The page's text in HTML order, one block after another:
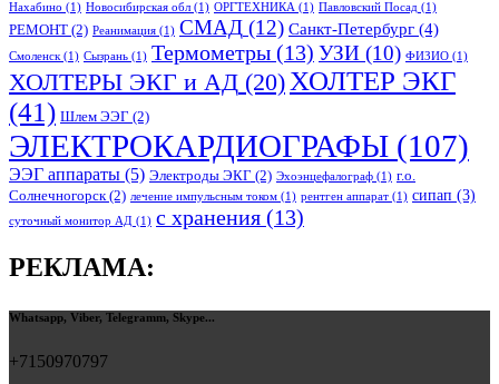
Нахабино (1) Новосибирская обл (1) ОРГТЕХНИКА (1) Павловский Посад (1)
РЕМОНТ (2) Реанимация (1) СМАД (12) Санкт-Петербург (4)
Смоленск(1) Сызрань (1) Термометры (13) УЗИ (10) ФИЗИО (1)
ХОЛТЕРЫ ЭКГ и АД (20) ХОЛТЕР ЭКГ
(41) Шлем ЭЭГ (2)
ЭЛЕКТРОКАРДИОГРАФЫ (107)
ЭЭГ аппараты (5) Электроды ЭКГ (2) Эхоэнцефалограф (1) г.о.
Солнечногорск(2) лечение импульсным током (1) рентген аппарат (1) сипап (3)
суточный монитор АД (1) с хранения (13)
РЕКЛАМА:
Whatsapp, Viber, Telegramm, Skype...
+7150970797